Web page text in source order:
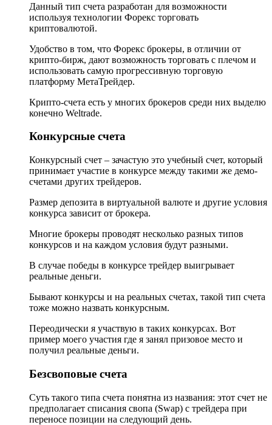
Данный тип счета разработан для возможности
используя технологии Форекс торговать
криптовалютой.
Удобство в том, что Форекс брокеры, в отличии от
крипто-бирж, дают возможность торговать с плечом и
использовать самую прогрессивную торговую
платформу МетаТрейдер.
Крипто-счета есть у многих брокеров среди них выделю
конечно Weltrade.
Конкурсные счета
Конкурсный счет – зачастую это учебный счет, который
принимает участие в конкурсе между такими же демо-
счетами других трейдеров.
Размер депозита в виртуальной валюте и другие условия
конкурса зависит от брокера.
Многие брокеры проводят несколько разных типов
конкурсов и на каждом условия будут разными.
В случае победы в конкурсе трейдер выигрывает
реальные деньги.
Бывают конкурсы и на реальных счетах, такой тип счета
тоже можно назвать конкурсным.
Переодически я участвую в таких конкурсах. Вот
пример моего участия где я занял призовое место и
получил реальные деньги.
Безсвоповые счета
Суть такого типа счета понятна из названия: этот счет не
предполагает списания свопа (Swap) с трейдера при
переносе позиции на следующий день.